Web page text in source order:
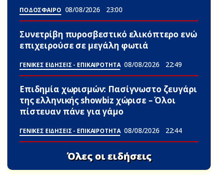
ΠΟΔΟΣΦΑΙΡΟ 08/08/2026 23:00
Συνετρίβη πυροσβεστικό ελικόπτερο ενώ
επιχειρούσε σε μεγάλη φωτιά
ΓΕΝΙΚΕΣ ΕΙΔΗΣΕΙΣ - ΕΠΙΚΑΙΡΟΤΗΤΑ 08/08/2026 22:49
Επιδημία χωρισμών: Πασίγνωστο ζευγάρι
της ελληνικής showbiz χώρισε – Όλοι
πίστευαν πάνε για γάμο
ΓΕΝΙΚΕΣ ΕΙΔΗΣΕΙΣ - ΕΠΙΚΑΙΡΟΤΗΤΑ 08/08/2026 22:44
Όλες οι ειδήσεις